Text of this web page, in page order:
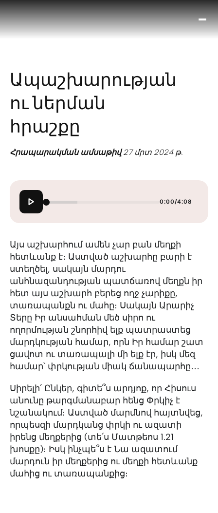
Ապաշխարության
ու ներման
հրաշքը
Հրապարակման ամսաթիվ27 մրտ 2024 թ.
0:00/4:08
Այս աշխարհում ամեն չար բան մեղքի
հետևանք է։ Աստված աշխարհը բարի է
ստեղծել, սակայն մարդու
անհնազանդության պատճառով մեղքն իր
հետ այս աշխարհ բերեց ողջ չարիքը,
տառապանքն ու մահը։ Սակայն Արարիչ
Տերը Իր անսահման մեծ սիրո ու
ողորմության շնորհիվ ելք պատրաստեց
մարդկության համար, որն Իր համար շատ
ցավոտ ու տառապալի մի ելք էր, իսկ մեզ
համար՝ փրկության միակ ճանապարհը․․․
Սիրելի՛ Ընկեր, գիտե՞ս արդյոք, որ Հիսուս
անունը թարգմանաբար հենց Փրկիչ է
նշանակում։ Աստված մարմնով հայտնվեց,
որպեսզի մարդկանց փրկի ու ազատի
իրենց մեղքերից (տե՛ս Մատթեոս 1.21
խոսքը)։ Իսկ ինչպե՞ս է Նա ազատում
մարդուն իր մեղքերից ու մեղքի հետևանք
մահից ու տառապանքից։